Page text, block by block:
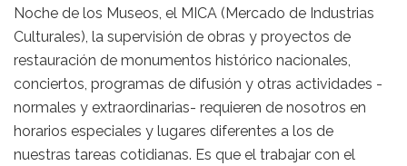
Noche de los Museos, el MICA (Mercado de Industrias
Culturales), la supervisión de obras y proyectos de
restauración de monumentos histórico nacionales,
conciertos, programas de difusión y otras actividades -
normales y extraordinarias- requieren de nosotros en
horarios especiales y lugares diferentes a los de
nuestras tareas cotidianas. Es que el trabajar con el